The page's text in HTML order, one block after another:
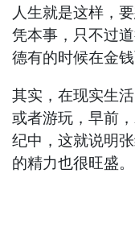
人生就是这样，
凭本事，只不过
德有的时候在金
其实，在现实生
或者游玩，早前
纪中，这就说明
的精力也很旺盛。